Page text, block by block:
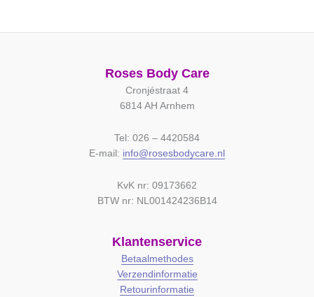
Roses Body Care
Cronjéstraat 4
6814 AH Arnhem
Tel: 026 – 4420584
E-mail: info@rosesbodycare.nl
KvK nr: 09173662
BTW nr: NL001424236B14
Klantenservice
Betaalmethodes
Verzendinformatie
Retourinformatie